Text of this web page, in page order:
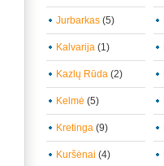
Jurbarkas (5)
Kalvarija (1)
Kazlų Rūda (2)
Kelmė (5)
Kretinga (9)
Kuršėnai (4)